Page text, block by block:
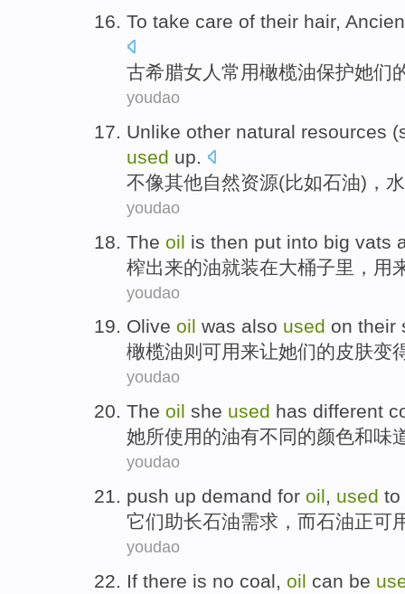
To take care of their hair,
古希腊女人 常用橄榄油保护她们
youdao
Unlike other natural resources (
used up.
不像其他自然资源(比如石油)， 水
youdao
The oil is then put into big vats
榨出来的油就装在大桶子里， 用
youdao
Olive oil was also used on their
橄榄油则 可用来让她们的皮肤变
youdao
The oil she used has different
她所使用的油有不同的颜色和味
youdao
push up demand for oil, used to
它们助长石油需求 ， 而石油正可
youdao
If there is no coal, oil can be